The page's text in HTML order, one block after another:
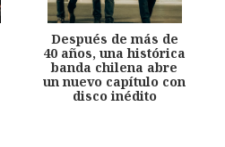
Después de más de
40 años, una histórica
banda chilena abre
un nuevo capítulo con
disco inédito